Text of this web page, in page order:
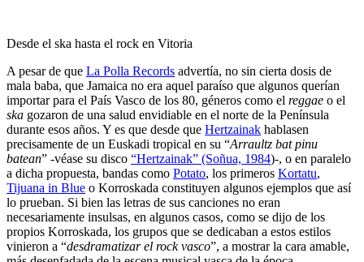
Desde el ska hasta el rock en Vitoria
A pesar de que La Polla Records advertía, no sin cierta dosis de
mala baba, que Jamaica no era aquel paraíso que algunos querían
importar para el País Vasco de los 80, géneros como el reggae o el
ska gozaron de una salud envidiable en el norte de la Península
durante esos años. Y es que desde que Hertzainak hablasen
precisamente de un Euskadi tropical en su “Arraultz bat pinu
batean” -véase su disco “Hertzainak” (Soñua, 1984)-, o en paralelo
a dicha propuesta, bandas como Potato, los primeros Kortatu,
Tijuana in Blue o Korroskada constituyen algunos ejemplos que así
lo prueban. Si bien las letras de sus canciones no eran
necesariamente insulsas, en algunos casos, como se dijo de los
propios Korroskada, los grupos que se dedicaban a estos estilos
vinieron a “desdramatizar el rock vasco”, a mostrar la cara amable,